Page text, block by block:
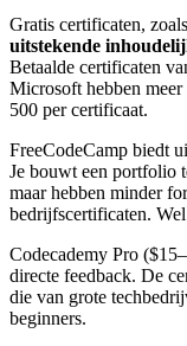
Gratis certificaten,
uitstekende
Betaalde certificaten
Microsoft hebben
500 per certificaat.
FreeCodeCamp biedt
Je bouwt een portfolio
maar hebben minder
bedrijfscertificaten.
Codecademy Pro
directe feedback. De
die van grote
beginners.